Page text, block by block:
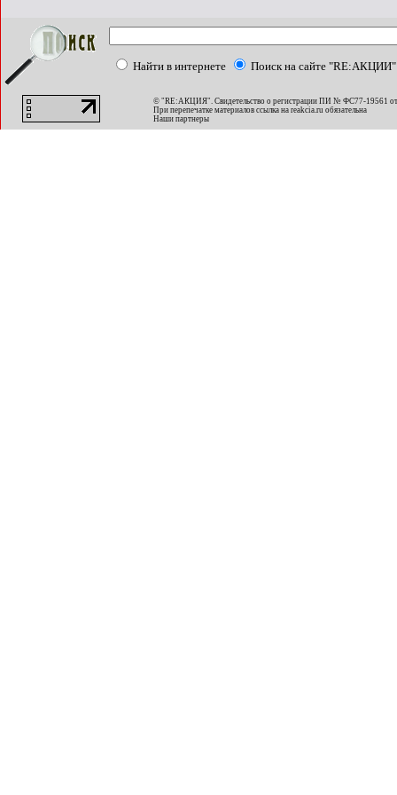
Найти в интернете Поиск на сайте "RE:АКЦИИ"
© "RE:АКЦИЯ". Свидетельство о регистрации ПИ № ФС77-19561
При перепечатке материалов ссылка на reakcia.ru обязательна
Наши партнеры